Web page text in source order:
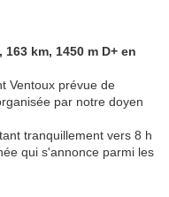
km, 1450 m D+ en
Ventoux prévue de
par notre doyen
tranquillement vers 8 h
qui s'annonce parmi les